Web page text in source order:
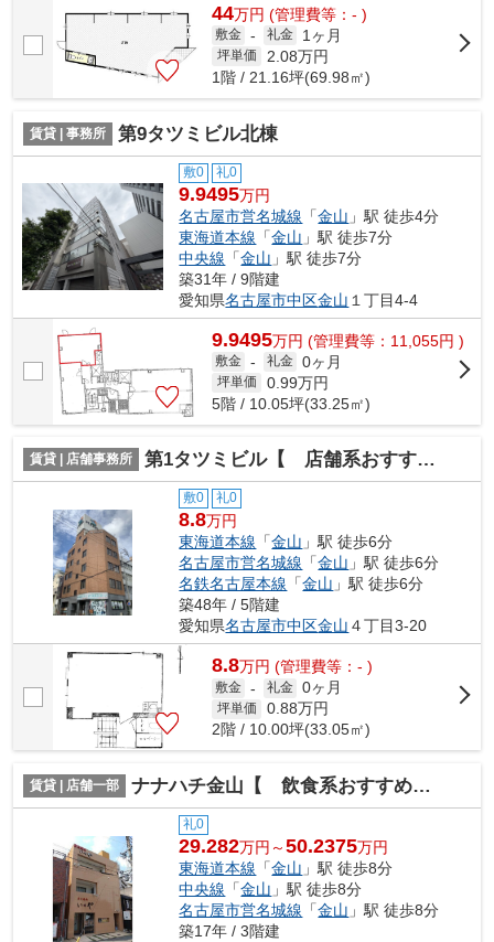
44万円 (管理費等：- )
敷金 - 礼金 1ヶ月
坪単価 2.08万円
1階 / 21.16坪(69.98㎡)
賃貸 | 事務所 第9タツミビル北棟
敷0 礼0
9.9495万円
名古屋市営名城線 「金山 」駅 徒歩4分
東海道本線 「金山 」駅 徒歩7分
中央線 「金山 」駅 徒歩7分
築31年 / 9階建
愛知県名古屋市中区金山 １丁目4-4
9.9495万円 (管理費等：11,055円 )
敷金 - 礼金 0ヶ月
坪単価 0.99万円
5階 / 10.05坪(33.25㎡)
賃貸 | 店舗事務所 第1タツミビル【 店舗系おすすめ 】
敷0 礼0
8.8万円
東海道本線 「金山 」駅 徒歩6分
名古屋市営名城線 「金山 」駅 徒歩6分
名鉄名古屋本線 「金山 」駅 徒歩6分
築48年 / 5階建
愛知県名古屋市中区金山 ４丁目3-20
8.8万円 (管理費等：- )
敷金 - 礼金 0ヶ月
坪単価 0.88万円
2階 / 10.00坪(33.05㎡)
賃貸 | 店舗一部 ナナハチ金山【 飲食系おすすめ 】
礼0
29.282万円～50.2375万円
東海道本線 「金山 」駅 徒歩8分
中央線 「金山 」駅 徒歩8分
名古屋市営名城線 「金山 」駅 徒歩8分
築17年 / 3階建